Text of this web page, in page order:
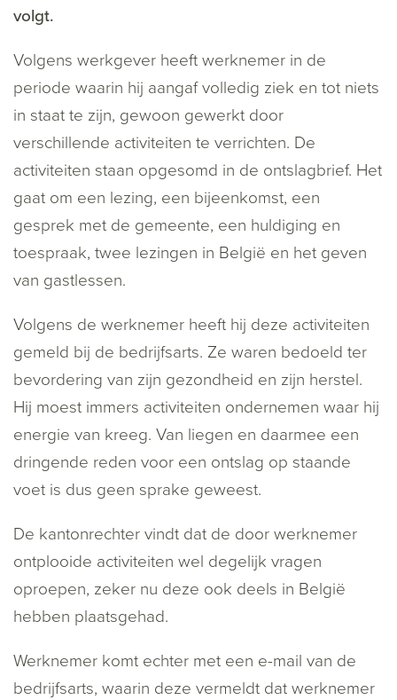
volgt.
Volgens werkgever heeft werknemer in de
periode waarin hij aangaf volledig ziek en tot niets
in staat te zijn, gewoon gewerkt door
verschillende activiteiten te verrichten. De
activiteiten staan opgesomd in de ontslagbrief. Het
gaat om een lezing, een bijeenkomst, een
gesprek met de gemeente, een huldiging en
toespraak, twee lezingen in België en het geven
van gastlessen.
Volgens de werknemer heeft hij deze activiteiten
gemeld bij de bedrijfsarts. Ze waren bedoeld ter
bevordering van zijn gezondheid en zijn herstel.
Hij moest immers activiteiten ondernemen waar hij
energie van kreeg. Van liegen en daarmee een
dringende reden voor een ontslag op staande
voet is dus geen sprake geweest.
De kantonrechter vindt dat de door werknemer
ontplooide activiteiten wel degelijk vragen
oproepen, zeker nu deze ook deels in België
hebben plaatsgehad.
Werknemer komt echter met een e-mail van de
bedrijfsarts, waarin deze vermeldt dat werknemer